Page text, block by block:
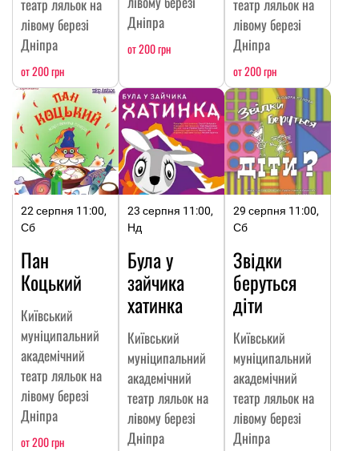
театр ляльок на
лівому березі
Дніпра
от 200 грн
Дніпра
от 200 грн
театр ляльок на
лівому березі
Дніпра
от 200 грн
22 серпня 11:00,
Сб
Пан
Коцький
Київський
муніципальний
академічний
театр ляльок на
лівому березі
Дніпра
от 200 грн
23 серпня 11:00,
Нд
Була у
зайчика
хатинка
Київський
муніципальний
академічний
театр ляльок на
лівому березі
Дніпра
29 серпня 11:00,
Сб
Звідки
беруться
діти
Київський
муніципальний
академічний
театр ляльок на
лівому березі
Дніпра